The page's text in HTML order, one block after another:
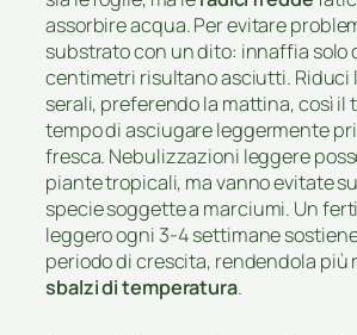
assorbire acqua. Per evitare
substrato con un dito: innaffia solo
centimetri risultano asciutti. Riduci
serali, preferendo la mattina, così il
tempo di asciugare leggermente
fresca. Nebulizzazioni leggere
piante tropicali, ma vanno evitate
specie soggette a marciumi. Un
leggero ogni 3-4 settimane
periodo di crescita, rendendola più
sbalzi di temperatura.